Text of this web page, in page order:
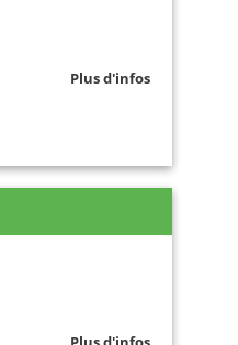
Plus d'infos